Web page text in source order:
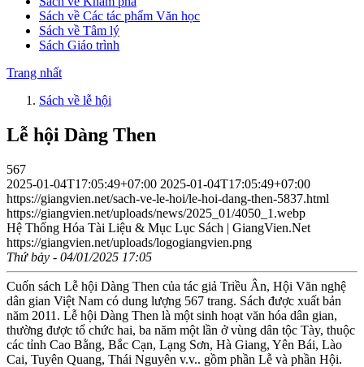
Sách về Các tác phẩm Văn học
Sách về Tâm lý
Sách Giáo trình
Trang nhất
Sách về lễ hội
Lễ hội Dàng Then
567
2025-01-04T17:05:49+07:00 2025-01-04T17:05:49+07:00
https://giangvien.net/sach-ve-le-hoi/le-hoi-dang-then-5837.html
https://giangvien.net/uploads/news/2025_01/4050_1.webp
Hệ Thống Hóa Tài Liệu & Mục Lục Sách | GiangVien.Net
https://giangvien.net/uploads/logogiangvien.png
Thứ bảy - 04/01/2025 17:05
Cuốn sách Lễ hội Dàng Then của tác giả Triều Ân, Hội Văn nghệ
dân gian Việt Nam có dung lượng 567 trang. Sách được xuất bản
năm 2011. Lễ hội Dàng Then là một sinh hoạt văn hóa dân gian,
thường được tổ chức hai, ba năm một lần ở vùng dân tộc Tày, thuộc
các tỉnh Cao Bằng, Bắc Cạn, Lạng Sơn, Hà Giang, Yên Bái, Lào
Cai, Tuyên Quang, Thái Nguyên v.v.. gồm phần Lễ và phần Hội.